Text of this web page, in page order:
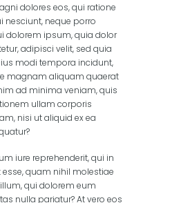
dolores eos, qui ratione
nesciunt, neque porro
dolorem ipsum, quia dolor
adipisci velit, sed quia
modi tempora incidunt,
magnam aliquam quaerat
ad minima veniam, quis
ullam corporis
nisi ut aliquid ex ea
iure reprehenderit, qui in
quam nihil molestiae
qui dolorem eum
nulla pariatur? At vero eos